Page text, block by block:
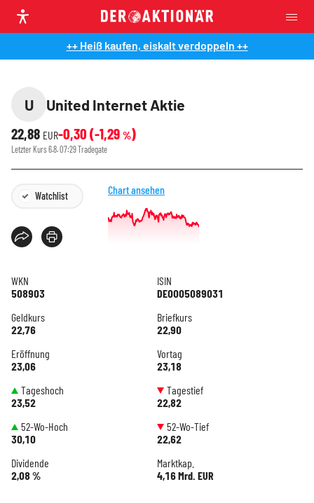
++ Heiß kaufen, eiskalt verdoppeln ++
U
United Internet Aktie
22,88 EUR-0,30 (-1,29 %)
Letzter Kurs6.8. 07:29Tradegate
Watchlist Chart ansehen
WKN
508903
ISIN
DE0005089031
Geldkurs
22,76
Briefkurs
22,90
Eröffnung
23,06
Vortag
23,18
Tageshoch
23,52
Tagestief
22,82
52-Wo-Hoch
30,10
52-Wo-Tief
22,62
Dividende
2,08 %
Marktkap.
4,16 Mrd. EUR